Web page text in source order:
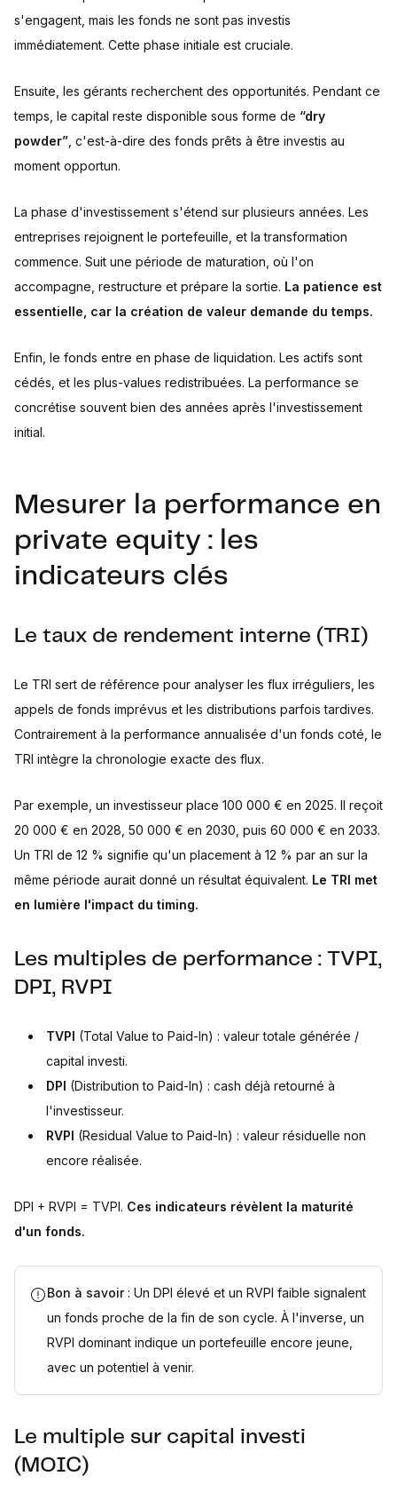
s'engagent, mais les fonds ne sont pas investis
immédiatement. Cette phase initiale est cruciale.
Ensuite, les gérants recherchent des opportunités. Pendant ce
temps, le capital reste disponible sous forme de “dry
powder” , c'est-à-dire des fonds prêts à être investis au
moment opportun.
La phase d'investissement s'étend sur plusieurs années. Les
entreprises rejoignent le portefeuille, et la transformation
commence. Suit une période de maturation, où l'on
accompagne, restructure et prépare la sortie. La patience est
essentielle, car la création de valeur demande du temps.
Enfin, le fonds entre en phase de liquidation. Les actifs sont
cédés, et les plus-values redistribuées. La performance se
concrétise souvent bien des années après l'investissement
initial.
Mesurer la performance en
private equity : les
indicateurs clés
Le taux de rendement interne (TRI)
Le TRI sert de référence pour analyser les flux irréguliers, les
appels de fonds imprévus et les distributions parfois tardives.
Contrairement à la performance annualisée d'un fonds coté, le
TRI intègre la chronologie exacte des flux.
Par exemple, un investisseur place 100 000 € en 2025. Il reçoit
20 000 € en 2028, 50 000 € en 2030, puis 60 000 € en 2033.
Un TRI de 12 % signifie qu'un placement à 12 % par an sur la
même période aurait donné un résultat équivalent. Le TRI met
en lumière l'impact du timing.
Les multiples de performance : TVPI,
DPI, RVPI
TVPI (Total Value to Paid-In) : valeur totale générée /
capital investi.
DPI (Distribution to Paid-In) : cash déjà retourné à
l'investisseur.
RVPI (Residual Value to Paid-In) : valeur résiduelle non
encore réalisée.
DPI + RVPI = TVPI. Ces indicateurs révèlent la maturité
d'un fonds.
Bon à savoir: Un DPI élevé et un RVPI faible signalent
un fonds proche de la fin de son cycle. À l'inverse, un
RVPI dominant indique un portefeuille encore jeune,
avec un potentiel à venir.
Le multiple sur capital investi
(MOIC)